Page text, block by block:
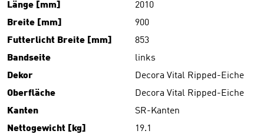
Länge [mm]
2010
Breite [mm]
900
Futterlicht Breite [mm]
853
Bandseite
links
Dekor
Decora Vital Ripped-Eiche
Oberfläche
Decora Vital Ripped-Eiche
Kanten
SR-Kanten
Nettogewicht [kg]
19.1